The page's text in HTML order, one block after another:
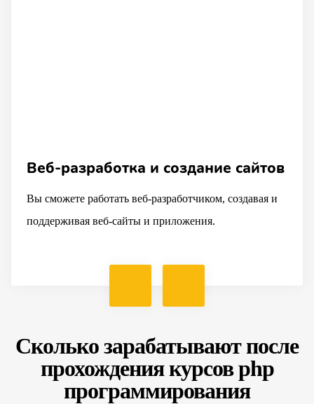
Веб-разработка и создание сайтов
Вы сможете работать веб-разработчиком, создавая и
поддерживая веб-сайты и приложения.
Сколько зарабатывают после
прохождения курсов php
программирования